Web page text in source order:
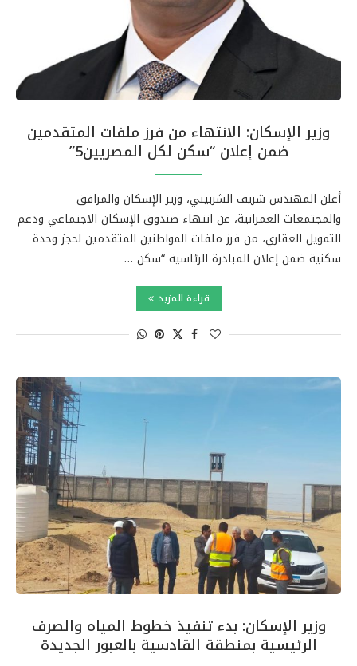
وزير الإسكان: الانتهاء من فرز ملفات المتقدمين
ضمن إعلان “سكن لكل المصريين5”
أعلن المهندس شريف الشربيني، وزير الإسكان والمرافق
والمجتمعات العمرانية، عن انتهاء صندوق الإسكان الاجتماعي ودعم
التمويل العقاري، من فرز ملفات المواطنين المتقدمين لحجز وحدة
سكنية ضمن إعلان المبادرة الرئاسية “سكن …
قراءة المزيد
وزير الإسكان: بدء تنفيذ خطوط المياه والصرف
الرئيسية بمنطقة القادسية بالعبور الجديدة